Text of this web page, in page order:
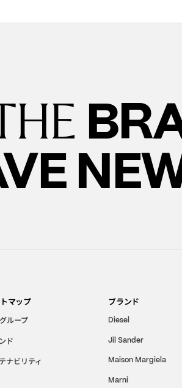
マップ
グループ
ド
ナビリティ
ブランド
Diesel
Jil Sander
Maison Margiela
Marni